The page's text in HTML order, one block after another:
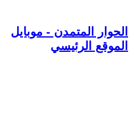
الحوار المتمدن - موبايل
الموقع الرئيسي